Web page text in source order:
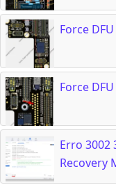
Force
Force
Erro 3002
Recovery